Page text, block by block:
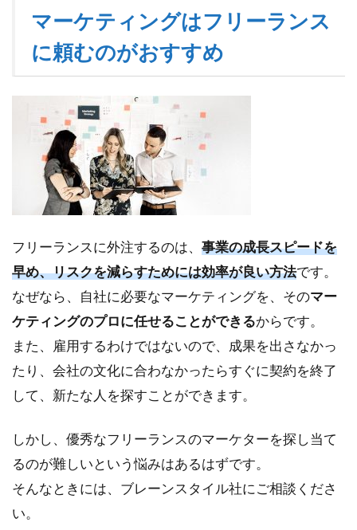
マーケティングはフリーランス
に頼むのがおすすめ
フリーランスに外注するのは、 事業の成長スピードを
早め、リスクを減らすためには効率が良い方法です。
なぜなら、自社に必要なマーケティングを、そのマー
ケティングのプロに任せることができるからです。
また、雇用するわけではないので、成果を出さなかっ
たり、会社の文化に合わなかったらすぐに契約を終了
して、新たな人を探すことができます。
しかし、優秀なフリーランスのマーケターを探し当て
るのが難しいという悩みはあるはずです。
そんなときには、ブレーンスタイル社にご相談くださ
い。